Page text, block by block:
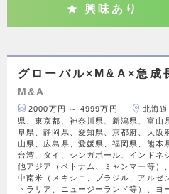
興味あり
グローバル×M&A×急成
M&A
2000万円 ～ 4999万円
北海
県、東京都、神奈川県、新潟県、富山
阜県、静岡県、愛知県、京都府、大阪
山県、広島県、愛媛県、福岡県、熊本
台湾、タイ、シンガポール、インドネ
他アジア（ベトナム、ミャンマー等）
中南米（メキシコ、ブラジル、アルゼ
トラリア、ニュージーランド等）、ヨ